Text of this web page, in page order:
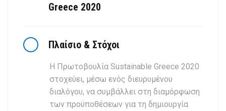
Greece 2020
Πλαίσιο & Στόχοι
Η Πρωτοβουλία Sustainable Greece 2020
στοχεύει, μέσω ενός διευρυμένου
διαλόγου, να συμβάλλει στη διαμόρφωση
των προϋποθέσεων για τη δημιουργία